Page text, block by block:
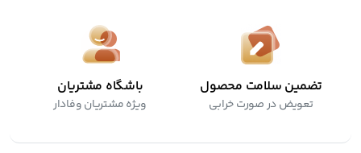
تضمین سلامت محصول
تعویض در صورت خرابی
باشگاه مشتریان
ویژه مشتریان وفادار